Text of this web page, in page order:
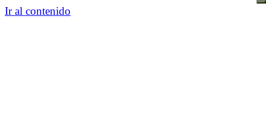
Ir al contenido